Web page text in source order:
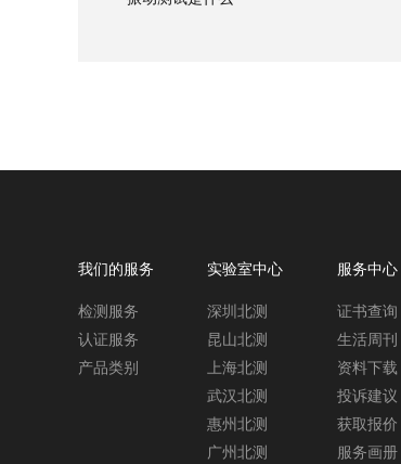
我们的服务
检测服务
认证服务
产品类别
实验室中心
深圳北测
昆山北测
上海北测
武汉北测
惠州北测
广州北测
服务中心
证书查询
生活周刊
资料下载
投诉建议
获取报价
服务画册